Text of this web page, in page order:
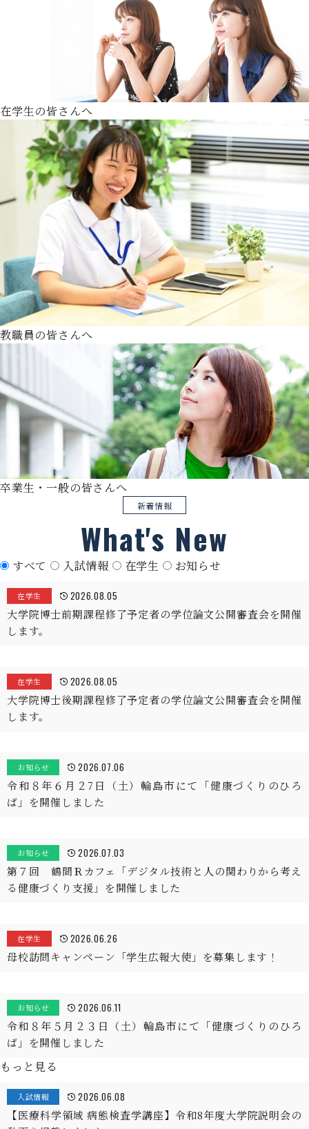
在学生の皆さんへ
教職員の皆さんへ
卒業生・一般の皆さんへ
新着情報
What's New
すべて 入試情報 在学生 お知らせ
在学生 2026.08.05
大学院博士前期課程修了予定者の学位論文公開審査会を開催
します。
在学生 2026.08.05
大学院博士後期課程修了予定者の学位論文公開審査会を開催
します。
お知らせ 2026.07.06
令和８年６月２7日（土）輪島市にて「健康づくりのひろ
ば」を開催しました
お知らせ 2026.07.03
第７回 鶴間Ｒカフェ「デジタル技術と人の関わりから考え
る健康づくり支援」を開催しました
在学生 2026.06.26
母校訪問キャンペーン「学生広報大使」を募集します！
お知らせ 2026.06.11
令和８年５月２３日（土）輪島市にて「健康づくりのひろ
ば」を開催しました
もっと見る
入試情報 2026.06.08
【医療科学領域 病態検査学講座】令和8年度大学院説明会の